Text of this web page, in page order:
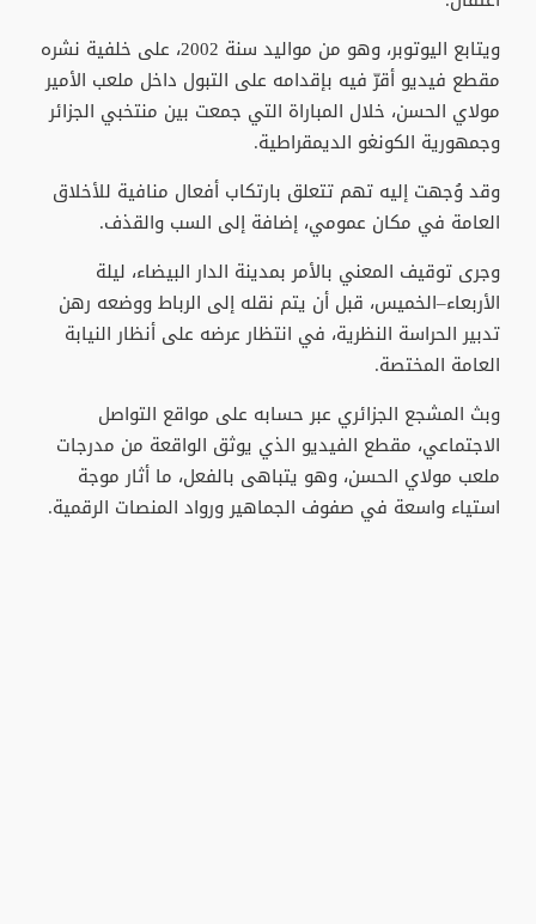
ويتابع اليوتوبر، وهو من مواليد سنة 2002، على خلفية نشره
مقطع فيديو أقرّ فيه بإقدامه على التبول داخل ملعب الأمير
مولاي الحسن، خلال المباراة التي جمعت بين منتخبي الجزائر
وجمهورية الكونغو الديمقراطية.
وقد وُجهت إليه تهم تتعلق بارتكاب أفعال منافية للأخلاق
العامة في مكان عمومي، إضافة إلى السب والقذف.
وجرى توقيف المعني بالأمر بمدينة الدار البيضاء، ليلة
الأربعاء–الخميس، قبل أن يتم نقله إلى الرباط ووضعه رهن
تدبير الحراسة النظرية، في انتظار عرضه على أنظار النيابة
العامة المختصة.
وبث المشجع الجزائري عبر حسابه على مواقع التواصل
الاجتماعي، مقطع الفيديو الذي يوثق الواقعة من مدرجات
ملعب مولاي الحسن، وهو يتباهى بالفعل، ما أثار موجة
استياء واسعة في صفوف الجماهير ورواد المنصات الرقمية.